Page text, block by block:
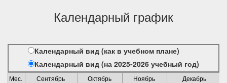
Календарный график
Календарный вид (как в учебном плане)
Календарный вид (на 2025-2026 учебный год)
Мес. Сентябрь Октябрь Ноябрь
Декабрь